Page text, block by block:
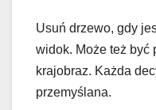
Usuń drzewo, gdy
widok. Może też być
krajobraz. Każda
przemyślana.